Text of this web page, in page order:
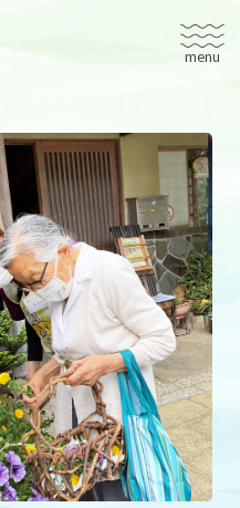
株式会社かいごデザイン